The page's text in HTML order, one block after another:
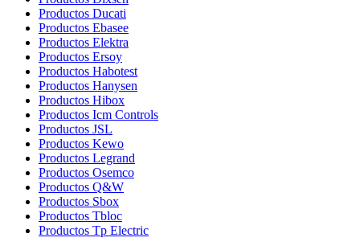
Productos Ducati
Productos Ebasee
Productos Elektra
Productos Ersoy
Productos Habotest
Productos Hanysen
Productos Hibox
Productos Icm Controls
Productos JSL
Productos Kewo
Productos Legrand
Productos Osemco
Productos Q&W
Productos Sbox
Productos Tbloc
Productos Tp Electric